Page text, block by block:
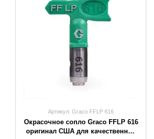
Артикул: Graco FFLP 616
Окрасочное cопло Graco FFLP 616
оригинал США для качественной